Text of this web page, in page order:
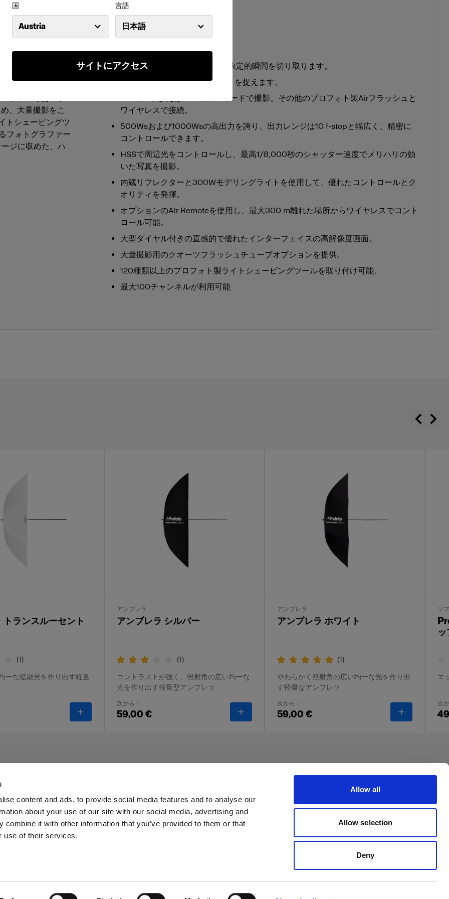
content and ads, to provide social media features and to analyse our
about your use of our site with our social media, advertising and
combine it with other information that you’ve provided to them or that
use of their services.
Allow all
Allow selection
Deny
国
Austria
言語
日本語
サイトにアクセス
ボです。ポート
、大量撮影をこ
トシェーピングツ
フォトグラファー
ジに収めた、ハ
特長
コンパクトな軽量デザイン。
最高1/63,000秒の閃光時間で決定的瞬間を切り取ります。
最高秒間20回の高速連射で動きを捉えます。
TTLモードまたはマニュアルモードで撮影。その他のプロフォト製Airフラッシュと
ワイヤレスで接続。
500Wsおよび1000Wsの高出力を誇り、出力レンジは10 f-stopと幅広く、精密に
コントロールできます。
HSSで周辺光をコントロールし、最高1/8,000秒のシャッター速度でメリハリの効
いた写真を撮影。
内蔵リフレクターと300Wモデリングライトを使用して、優れたコントロールとク
オリティを発揮。
オプションのAir Remoteを使用し、最大300 m離れた場所からワイヤレスでコント
ロール可能。
大型ダイヤル付きの直感的で優れたインターフェイスの高解像度画面。
大量撮影用のクオーツフラッシュチューブオプションを提供。
120種類以上のプロフォト製ライトシェーピングツールを取り付け可能。
最大100チャンネルが利用可能
トランスルーセント
(1)
一な拡散光を作り出す軽量
アンブレラ トランスルーセント
アンブレラ
アンブレラ シルバー
(1)
コントラストが強く、照射角の広い均一な
光を作り出す軽量型アンブレラ
次から：
59,00 € アンブレラ シルバー
アンブレラ
アンブレラ ホワイト
(1)
やわらかく照射角の広い均一な光を作り出
す軽量なアンブレラ
次から：
59,00 € アンブレラ
ソ
エ
次
投資家の皆様へ Share the Light